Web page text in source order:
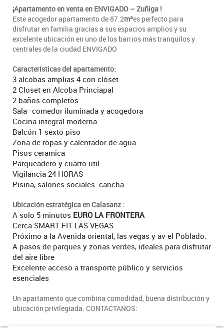
¡Apartamento en venta en ENVIGADO – Zuñiga !
Este acogedor apartamento de 87.2m²es perfecto para
disfrutar en familia gracias a sus espacios amplios y su
excelente ubicación en uno de los barrios más tranquilos y
centrales de la ciudad ENVIGADO
Características del apartamento:
3 alcobas amplias 4 con clóset
2 Closet en Alcoba Princiapal
2 baños completos
Sala–comedor iluminada y acogedora
Cocina integral moderna
Balcón 1 sexto piso
Zona de ropas y calentador de agua
Pisos ceramica
Parqueadero y cuarto util.
Vigilancia 24 HORAS
Pisina, salones sociales. cancha.
Ubicación estratégica en Calasanz :
A solo 5 minutos EURO LA FRONTERA
Cerca SMART FIT LAS VEGAS
Próximo a la Avenida oriental, las vegas y av el Poblado.
A pasos de parques y zonas verdes, ideales para disfrutar
del aire libre
Excelente acceso a transporte público y servicios
esenciales
Un apartamento que combina comodidad, buena distribución y
ubicación privilegiada. CONTACTANOS: